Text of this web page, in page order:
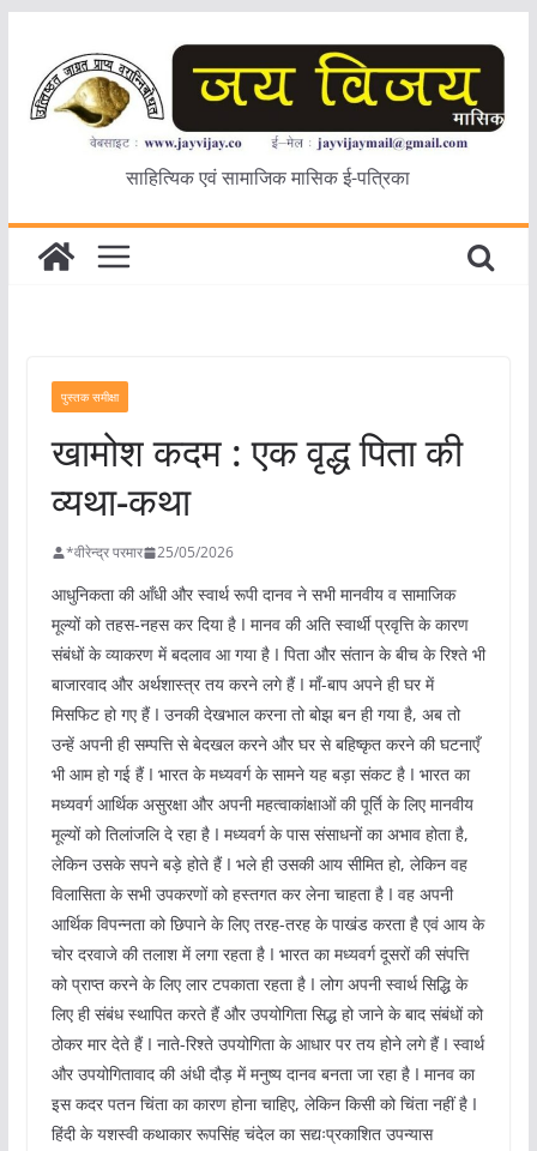
content
साहित्यिक एवं सामाजिक मासिक ई-पत्रिका
पुस्तक समीक्षा
खामोश कदम : एक वृद्ध पिता की
व्यथा-कथा
*वीरेन्द्र परमार 25/05/2026
आधुनिकता की आँधी और स्वार्थ रूपी दानव ने सभी मानवीय व सामाजिक
मूल्यों को तहस-नहस कर दिया है I मानव की अति स्वार्थी प्रवृत्ति के कारण
संबंधों के व्याकरण में बदलाव आ गया है I पिता और संतान के बीच के रिश्ते भी
बाजारवाद और अर्थशास्त्र तय करने लगे हैं I माँ-बाप अपने ही घर में
मिसफिट हो गए हैं I उनकी देखभाल करना तो बोझ बन ही गया है, अब तो
उन्हें अपनी ही सम्पत्ति से बेदखल करने और घर से बहिष्कृत करने की घटनाएँ
भी आम हो गई हैं I भारत के मध्यवर्ग के सामने यह बड़ा संकट है I भारत का
मध्यवर्ग आर्थिक असुरक्षा और अपनी महत्वाकांक्षाओं की पूर्ति के लिए मानवीय
मूल्यों को तिलांजलि दे रहा है I मध्यवर्ग के पास संसाधनों का अभाव होता है,
लेकिन उसके सपने बड़े होते हैं I भले ही उसकी आय सीमित हो, लेकिन वह
विलासिता के सभी उपकरणों को हस्तगत कर लेना चाहता है I वह अपनी
आर्थिक विपन्नता को छिपाने के लिए तरह-तरह के पाखंड करता है एवं आय के
चोर दरवाजे की तलाश में लगा रहता है I भारत का मध्यवर्ग दूसरों की संपत्ति
को प्राप्त करने के लिए लार टपकाता रहता है I लोग अपनी स्वार्थ सिद्धि के
लिए ही संबंध स्थापित करते हैं और उपयोगिता सिद्ध हो जाने के बाद संबंधों को
ठोकर मार देते हैं I नाते-रिश्ते उपयोगिता के आधार पर तय होने लगे हैं I स्वार्थ
और उपयोगितावाद की अंधी दौड़ में मनुष्य दानव बनता जा रहा है I मानव का
इस कदर पतन चिंता का कारण होना चाहिए, लेकिन किसी को चिंता नहीं है I
हिंदी के यशस्वी कथाकार रूपसिंह चंदेल का सद्यःप्रकाशित उपन्यास